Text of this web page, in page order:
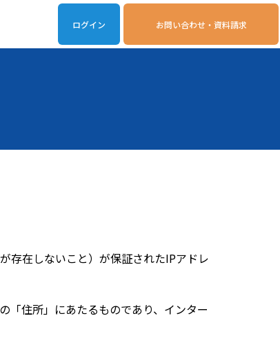
ログイン お問い合わせ・資料請求
存在しないこと）が保証されたIPアドレ
「住所」にあたるものであり、インター